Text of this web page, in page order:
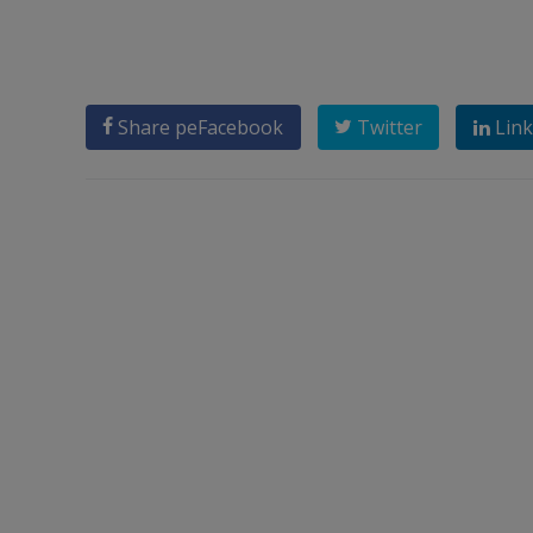
Share peFacebook Twitter